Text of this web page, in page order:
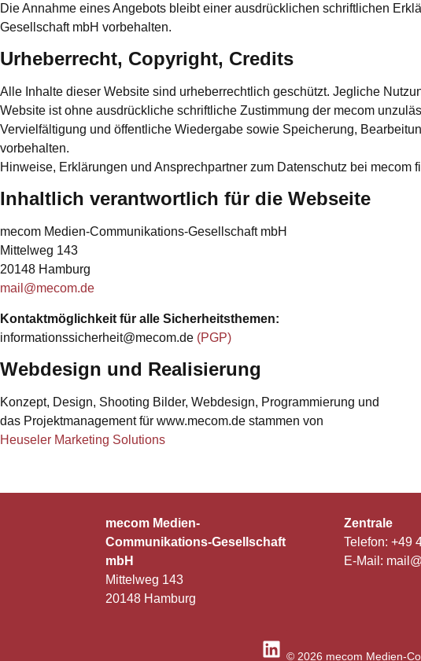
Die Annahme eines Angebots bleibt einer ausdrücklichen schriftlichen
Gesellschaft mbH vorbehalten.
Urheberrecht, Copyright, Credits
Alle Inhalte dieser Website sind urheberrechtlich geschützt. Jegliche
Website ist ohne ausdrückliche schriftliche Zustimmung der mecom
Vervielfältigung und öffentliche Wiedergabe sowie Speicherung,
vorbehalten.
Hinweise, Erklärungen und Ansprechpartner zum Datenschutz bei mecom
Inhaltlich verantwortlich für die Webseite
mecom Medien-Communikations-Gesellschaft mbH
Mittelweg 143
20148 Hamburg
mail@mecom.de
Kontaktmöglichkeit für alle Sicherheitsthemen:
informationssicherheit@mecom.de (PGP)
Webdesign und Realisierung
Konzept, Design, Shooting Bilder, Webdesign, Programmierung und
das Projektmanagement für www.mecom.de stammen von
Heuseler Marketing Solutions
mecom Medien-
Communikations-Gesellschaft
mbH
Mittelweg 143
20148 Hamburg
Zentrale
Telefon: +49
E-Mail:
© 2026 mecom Medien-